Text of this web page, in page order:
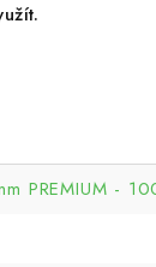
PREMIUM -